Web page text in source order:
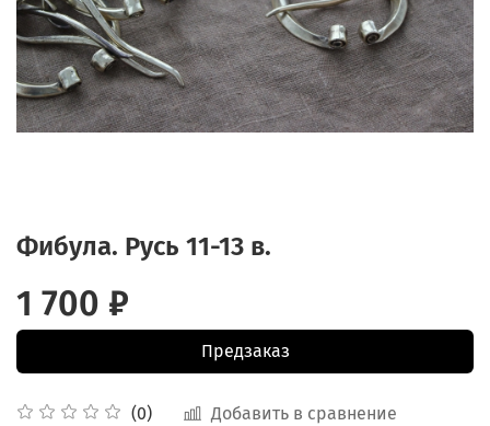
Фибула. Русь 11-13 в.
(0) Добавить в сравнение
1 700 ₽
Предзаказ